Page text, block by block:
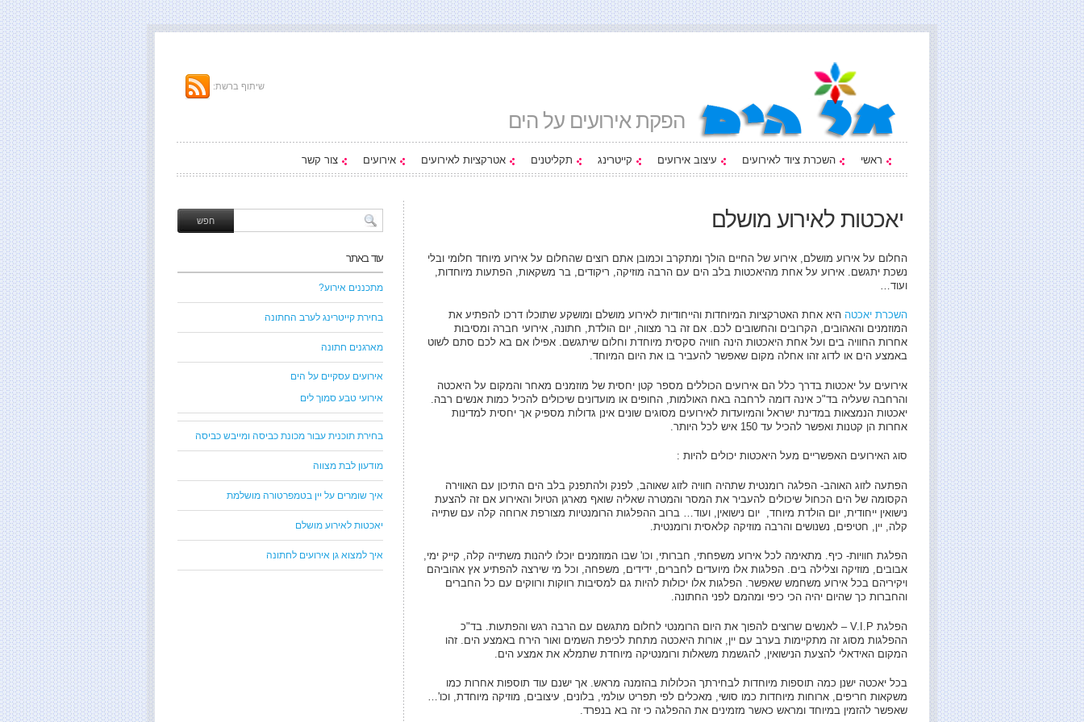
הפקת אירועים על הים
שיתוף ברשת:
ראשי השכרת ציוד לאירועים עיצוב אירועים קייטרינג תקליטנים אטרקציות לאירועים אירועים צור קשר
יאכטות לאירוע מושלם
החלום על אירוע מושלם, אירוע של החיים הולך ומתקרב וכמובן אתם רוצים שהחלום על אירוע מיוחד חלומי ובלי
נשכת יתגשם. אירוע על אחת מהיאכטות בלב הים עם הרבה מוזיקה, ריקודים, בר משקאות, הפתעות מיוחדות,
ועוד…
השכרת יאכטה היא אחת האטרקציות המיוחדות והייחודיות לאירוע מושלם ומושקע שתוכלו דרכו להפתיע את
המוזמנים והאהובים, הקרובים והחשובים לכם. אם זה בר מצווה, יום הולדת, חתונה, אירועי חברה ומסיבות
אחרות החוויה בים ועל אחת היאכטות הינה חוויה סקסית מיוחדת וחלום שיתגשם. אפילו אם בא לכם סתם לשוט
באמצע הים או לדוג זהו אחלה מקום שאפשר להעביר בו את היום המיוחד.
אירועים על יאכטות בדרך כלל הם אירועים הכוללים מספר קטן יחסית של מוזמנים מאחר והמקום על היאכטה
והרחבה שעליה בד"כ אינה דומה לרחבה באח האולמות, החופים או מועדונים שיכולים להכיל כמות אנשים רבה.
יאכטות הנמצאות במדינת ישראל והמיועדות לאירועים מסוגים שונים אינן גדולות מספיק אך יחסית למדינות
אחרות הן קטנות ואפשר להכיל עד 150 איש לכל היותר.
סוג האירועים האפשריים מעל היאכטות יכולים להיות :
הפתעה לזוג האוהב- הפלגה רומנטית שתהיה חוויה לזוג שאוהב, לפנק ולהתפנק בלב הים התיכון עם האווירה
הקסומה של הים הכחול שיכולים להעביר את המסר והמטרה שאליה שואף מארגן הטיול והאירוע אם זה להצעת
נישואין ייחודית, יום הולדת מיוחד, יום נישואין, ועוד… ברוב ההפלגות הרומנטיות מצורפת ארוחה קלה עם שתייה
קלה, יין, חטיפים, נשנושים והרבה מוזיקה קלאסית ורומנטית.
הפלגת חוויות- כיף. מתאימה לכל אירוע משפחתי, חברותי, וכו' שבו המוזמנים יוכלו ליהנות משתייה קלה, קייק ימי,
אבובים, מוזיקה וצלילה בים. הפלגות אלו מיועדים לחברים, ידידים, משפחה, וכל מי שירצה להפתיע אץ אהוביהם
ויקיריהם בכל אירוע משחמש שאפשר. הפלגות אלו יכולות להיות גם למסיבות רווקות ורווקים עם כל החברים
והחברות כך שהיום יהיה הכי כיפי ומהמם לפני החתונה.
הפלגת V.I.P – לאנשים שרוצים להפוך את היום הרומנטי לחלום מתגשם עם הרבה רגש והפתעות. בד"כ
ההפלגות מסוג זה מתקיימות בערב עם יין, אורות היאכטה מתחת לכיפת השמים ואור הירח באמצע הים. זהו
המקום האידאלי להצעת הנישואין, להגשמת משאלות ורומנטיקה מיוחדת שתמלא את אמצע הים.
בכל יאכטה ישנן כמה תוספות מיוחדות לבחירתך הכלולות בהזמנה מראש. אך ישנם עוד תוספות אחרות כמו
משקאות חריפים, ארוחות מיוחדות כמו סושי, מאכלים לפי תפריט עולמי, בלונים, עיצובים, מוזיקה מיוחדת, וכו'…
שאפשר להזמין במיוחד ומראש כאשר מזמינים את ההפלגה כי זה בא בנפרד.
עוד באתר
מתכננים אירוע?
בחירת קייטרינג לערב החתונה
מארגנים חתונה
אירועים עסקיים על הים
אירועי טבע סמוך לים
בחירת תוכנית עבור מכונת כביסה ומייבש כביסה
מודעון לבת מצווה
איך שומרים על יין בטמפרטורה מושלמת
יאכטות לאירוע מושלם
איך למצוא גן אירועים לחתונה